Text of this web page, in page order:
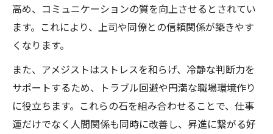
高め、コミュニケーションの質を向上させるとされてい
ます。これにより、上司や同僚との信頼関係が築きやす
くなります。
また、アメジストはストレスを和らげ、冷静な判断力を
サポートするため、トラブル回避や円満な職場環境作り
に役立ちます。これらの石を組み合わせることで、仕事
運だけでなく人間関係も同時に改善し、昇進に繋がる好